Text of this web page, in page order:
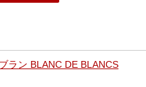
ラン BLANC DE BLANCS